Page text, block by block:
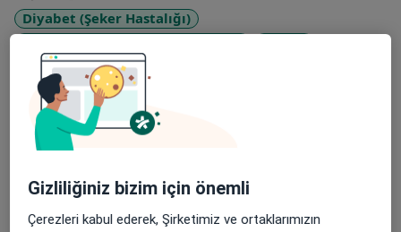
Diyabet (Şeker Hastalığı)
Mide Hastalıkları
Konsültasyon türleri
Yüz yüzeKonumları görüntüle (1)
Gizliliğiniz bizim için önemli
Çerezleri kabul ederek, Şirketimiz ve ortaklarımızın